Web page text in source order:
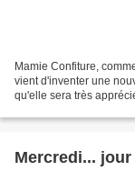
Mamie Confiture,
vient d'inventer une
qu'elle sera très
Mercredi...